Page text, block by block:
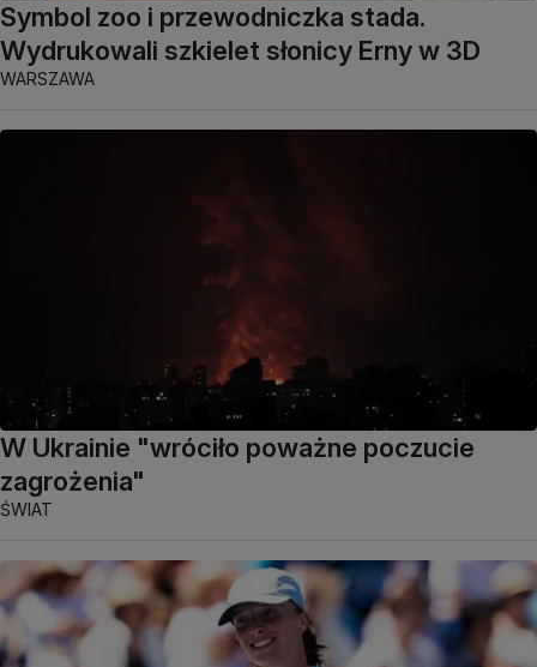
Symbol zoo i przewodniczka stada.
Wydrukowali szkielet słonicy Erny w 3D
WARSZAWA
W Ukrainie "wróciło poważne poczucie
zagrożenia"
ŚWIAT